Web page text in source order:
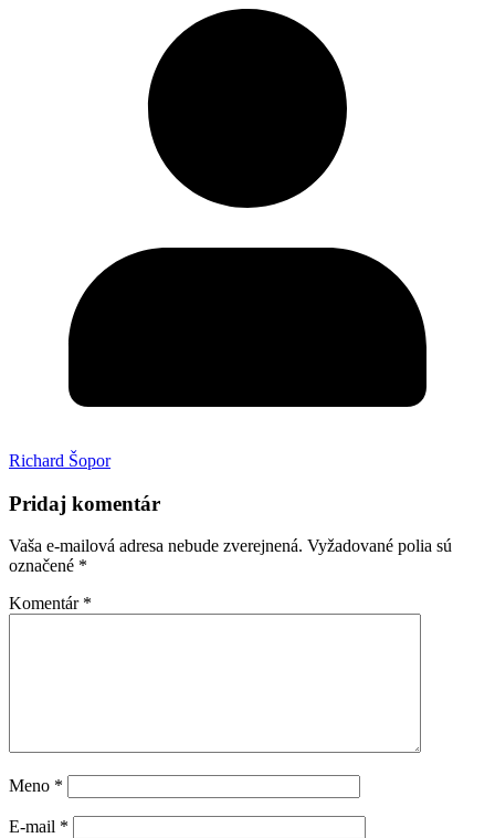
Richard Šopor
Pridaj komentár
Vaša e-mailová adresa nebude zverejnená. Vyžadované polia sú
označené *
Komentár *
Meno *
E-mail *